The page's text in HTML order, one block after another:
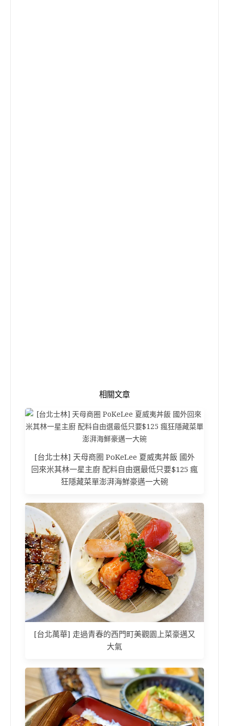
相關文章
[台北士林] 天母商圈 PoKeLee 夏威夷丼飯 國外
回來米其林一星主廚 配料自由選最低只要$125 瘋
狂隱藏菜單澎湃海鮮豪邁一大碗
[台北萬華] 走過青春的西門町美觀園上菜豪邁又
大氣